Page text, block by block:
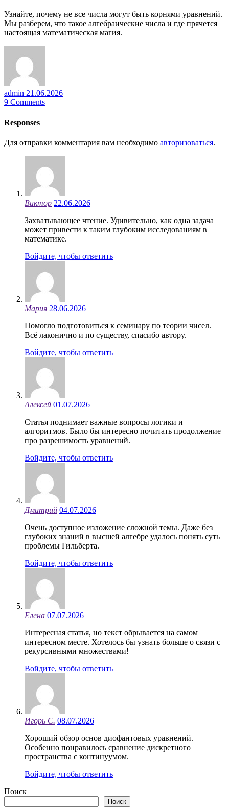
Узнайте, почему не все числа могут быть корнями уравнений.
Мы разберем, что такое алгебраические числа и где прячется
настоящая математическая магия.
admin 21.06.2026
9 Comments
Responses
Для отправки комментария вам необходимо авторизоваться.
Виктор 22.06.2026
Захватывающее чтение. Удивительно, как одна задача
может привести к таким глубоким исследованиям в
математике.
Войдите, чтобы ответить
Мария 28.06.2026
Помогло подготовиться к семинару по теории чисел.
Всё лаконично и по существу, спасибо автору.
Войдите, чтобы ответить
Алексей 01.07.2026
Статья поднимает важные вопросы логики и
алгоритмов. Было бы интересно почитать продолжение
про разрешимость уравнений.
Войдите, чтобы ответить
Дмитрий 04.07.2026
Очень доступное изложение сложной темы. Даже без
глубоких знаний в высшей алгебре удалось понять суть
проблемы Гильберта.
Войдите, чтобы ответить
Елена 07.07.2026
Интересная статья, но текст обрывается на самом
интересном месте. Хотелось бы узнать больше о связи с
рекурсивными множествами!
Войдите, чтобы ответить
Игорь С. 08.07.2026
Хороший обзор основ диофантовых уравнений.
Особенно понравилось сравнение дискретного
пространства с континуумом.
Войдите, чтобы ответить
Поиск
Поиск